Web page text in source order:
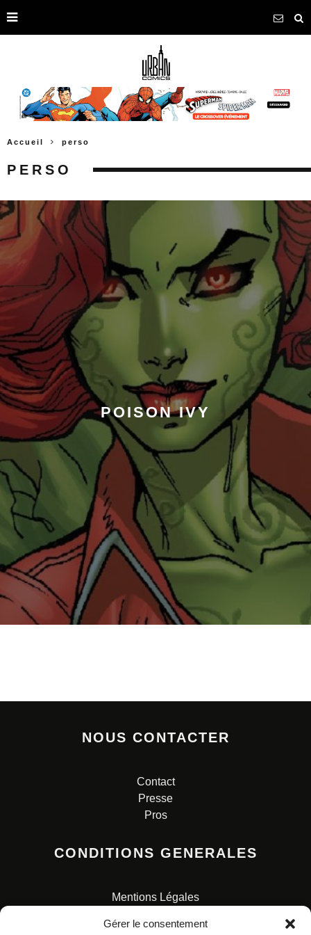
Gérer le consentement
Accueil perso
PERSO
POISON IVY
NOUS CONTACTER
Contact
Presse
Pros
CONDITIONS GENERALES
Mentions Légales
Charte pour la protection des données personnelles